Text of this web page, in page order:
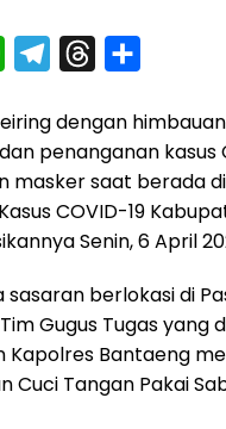
W
a
t
s
A
p
l
e
g
r
m
r
e
a
d
a
r
e
dengan
penanganan kasus
masker saat berada
COVID-19
Senin, 6 April
sasaran berlokasi di
Gugus Tugas
Kapolres Bantaeng
Cuci Tangan Pakai